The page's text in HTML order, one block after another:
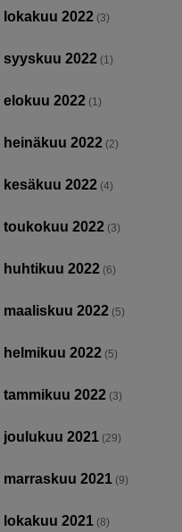
lokakuu 2022 (3)
syyskuu 2022 (1)
elokuu 2022 (1)
heinäkuu 2022 (2)
kesäkuu 2022 (4)
toukokuu 2022 (3)
huhtikuu 2022 (6)
maaliskuu 2022 (5)
helmikuu 2022 (5)
tammikuu 2022 (3)
joulukuu 2021 (29)
marraskuu 2021 (9)
lokakuu 2021 (8)